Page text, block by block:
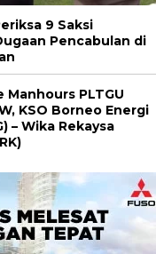
9 Saksi
Pencabulan di
Manhours PLTGU
KSO Borneo Energi
– Wika Rekaysa